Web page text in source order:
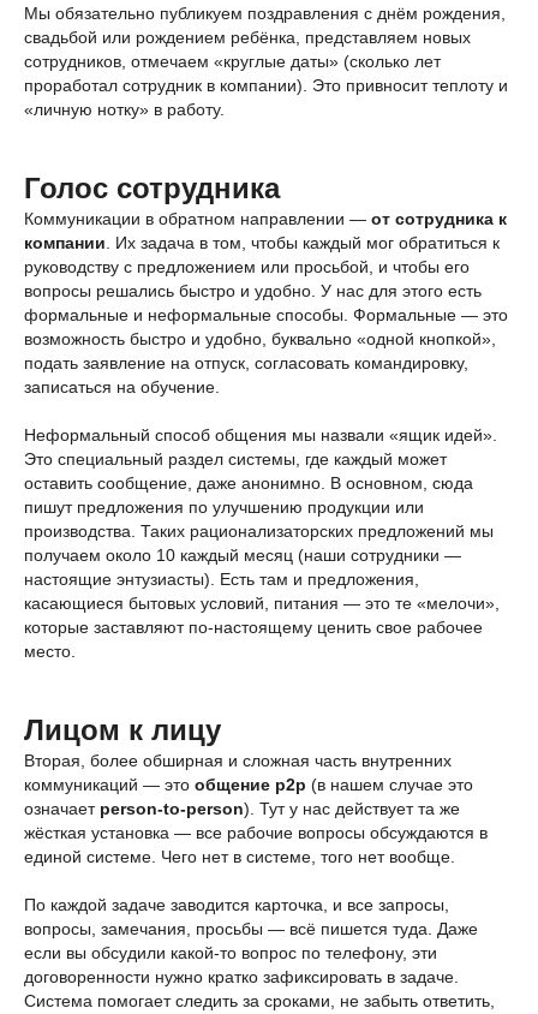
Мы обязательно публикуем поздравления с днём рождения,
свадьбой или рождением ребёнка, представляем новых
сотрудников, отмечаем «круглые даты» (сколько лет
проработал сотрудник в компании). Это привносит теплоту и
«личную нотку» в работу.
Голос сотрудника
Коммуникации в обратном направлении — от сотрудника к
компании . Их задача в том, чтобы каждый мог обратиться к
руководству с предложением или просьбой, и чтобы его
вопросы решались быстро и удобно. У нас для этого есть
формальные и неформальные способы. Формальные — это
возможность быстро и удобно, буквально «одной кнопкой»,
подать заявление на отпуск, согласовать командировку,
записаться на обучение.
Неформальный способ общения мы назвали «ящик идей».
Это специальный раздел системы, где каждый может
оставить сообщение, даже анонимно. В основном, сюда
пишут предложения по улучшению продукции или
производства. Таких рационализаторских предложений мы
получаем около 10 каждый месяц (наши сотрудники —
настоящие энтузиасты). Есть там и предложения,
касающиеся бытовых условий, питания — это те «мелочи»,
которые заставляют по-настоящему ценить свое рабочее
место.
Лицом к лицу
Вторая, более обширная и сложная часть внутренних
коммуникаций — это общение p2p (в нашем случае это
означает person-to-person). Тут у нас действует та же
жёсткая установка — все рабочие вопросы обсуждаются в
единой системе. Чего нет в системе, того нет вообще.
По каждой задаче заводится карточка, и все запросы,
вопросы, замечания, просьбы — всё пишется туда. Даже
если вы обсудили какой-то вопрос по телефону, эти
договоренности нужно кратко зафиксировать в задаче.
Система помогает следить за сроками, не забыть ответить,